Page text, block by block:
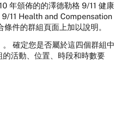
年頒佈的的澤德勒格 9/11 健康
11 Health and Compensation
件的群組頁面上加以說明。
。 確定您是否屬於這四個群組中
活動、位置、時段和時數要